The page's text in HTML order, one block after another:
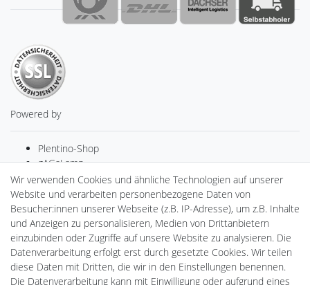
Powered by
Plentino-Shop
gAGaLamp
Drohnenstore24
Cardanlight-Shop
Batteriespeicher
PlentiSolar
Gebrauchtlicht
Ledkauf
DEYESOLAR
Lightech Connect
Wir verwenden Cookies und ähnliche Technologien auf unserer
Website und verarbeiten personenbezogene Daten von
Besucher:innen unserer Webseite (z.B. IP-Adresse), um z.B. Inhalte
und Anzeigen zu personalisieren, Medien von Drittanbietern
einzubinden oder Zugriffe auf unsere Website zu analysieren. Die
Datenverarbeitung erfolgt erst durch gesetzte Cookies. Wir teilen
diese Daten mit Dritten, die wir in den Einstellungen benennen.
Die Datenverarbeitung kann mit Einwilligung oder aufgrund eines